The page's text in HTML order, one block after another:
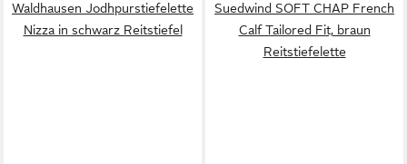
Waldhausen Jodhpurstiefelette
Nizza in schwarz Reitstiefel
Suedwind SOFT CHAP French
Calf Tailored Fit, braun
Reitstiefelette